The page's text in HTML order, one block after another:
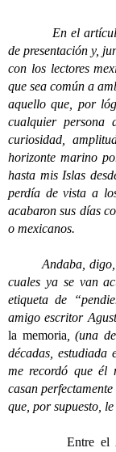
En el
de presentación y,
con los lectores
que sea común a
aquello que, por
cualquier persona
curiosidad,
horizonte marino
hasta mis Islas
perdía de vista a
acabaron sus días
o mexicanos.
Andaba, digo, a
cuales ya se van
etiqueta de
amigo escritor
la memoria , (una
décadas,
me recordó que él
casan
que, por supuesto,
Entre el